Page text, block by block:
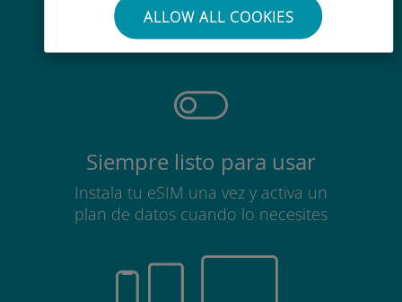
ALLOW ALL COOKIES
No es necesario retirar la tarjeta
SIM
Siempre listo para usar
Instala tu eSIM una vez y activa un
plan de datos cuando lo necesites